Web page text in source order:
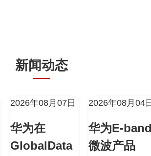
新闻动态
2026年08月07日
华为在
GlobalData
2026年08月04
华为E-
微波产品